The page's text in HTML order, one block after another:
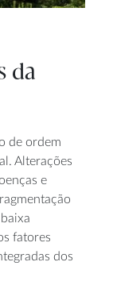
da
de ordem
Alterações
e
fatores
dos